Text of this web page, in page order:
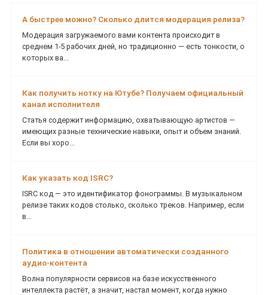
А быстрее можно? Сколько длится модерация релиза?
Модерация загружаемого вами контента происходит в
среднем 1-5 рабочих дней, но традиционно — есть тонкости, о
которых ва...
Как получить нотку на Ютубе? Получаем официальный
канал исполнителя
Статья содержит информацию, охватывающую артистов —
имеющих разные технические навыки, опыт и объем знаний.
Если вы хоро...
Как указать код ISRC?
ISRC код — это идентификатор фонограммы. В музыкальном
релизе таких кодов столько, сколько треков. Например, если
в...
Политика в отношении автоматически созданного
аудио-контента
Волна популярности сервисов на базе искусственного
интеллекта растёт, а значит, настал момент, когда нужно